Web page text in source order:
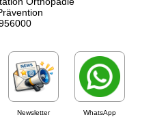
Newsletter WhatsApp